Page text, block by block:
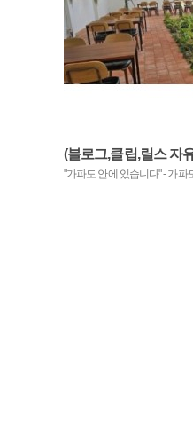
(블로그,클립,릴스 자
"가파도 안에 있습니다" - 가
아메리카노 무
모집기간 :
제출기간 :